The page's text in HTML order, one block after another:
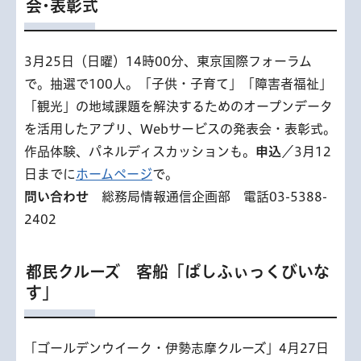
会･表彰式
3月25日（日曜）14時00分、東京国際フォーラム
で。抽選で100人。「子供・子育て」「障害者福祉」
「観光」の地域課題を解決するためのオープンデータ
を活用したアプリ、Webサービスの発表会・表彰式。
作品体験、パネルディスカッションも。
申込 ／3月12
日までに ホームページで。
問い合わせ 総務局情報通信企画部 電話03-5388-
2402
都民クルーズ 客船「ぱしふぃっくびいな
す」
「ゴールデンウイーク・伊勢志摩クルーズ」4月27日